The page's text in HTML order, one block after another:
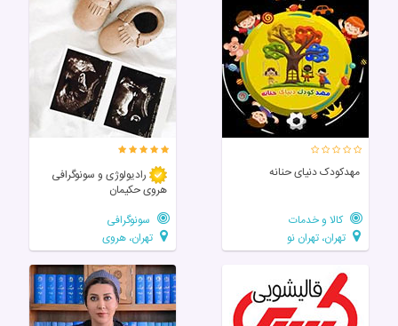
مهدکودک دنیای حنانه
کالا و خدمات
تهران، تهران نو
رادیولوژی و سونوگرافی
هروی حکیمان
سونوگرافی
تهران، هروی